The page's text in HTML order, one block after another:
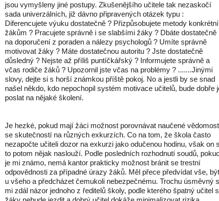
jsou vymyšleny jiné postupy. Zkušenějšího učitele tak nezaskočí
sada univerzálních, již dávno připravených otázek typu :
Diferencujete výuku dostatečně ? Přizpůsobujete metody
žákům ? Pracujete správně i se slabšími žáky ? Dbáte dostatečně
na doporučení z poraden a nálezy psychologů ? Umíte správně
motivovat žáky ? Máte dostatečnou autoritu ? Jste dostatečně
důsledný ? Nejste až příliš puntíčkářský ? Informujete správně a
včas rodiče žáků ? Upozornil jste včas na problémy ? .......Jinými
slovy, dejte si s horší známkou příště pokoj. No a jestli by se snad
našel někdo, kdo nepochopil systém motivace učitelů, bude dobře
poslat na nějaké školení.
Je hezké, pokud mají žáci možnost porovnávat naučené
se skutečností na různých exkurzích. Co na tom, že škola často
nezapočte učiteli dozor na exkurzi jako odučenou hodinu, však on
to potom nějak naslouží. Podle posledních rozhodnutí soudů,
je mi známo, nemá kantor prakticky možnost bránit se trestní
odpovědnosti za případné úrazy žáků. Měl přece předvídat vše, být
u všeho a předcházet čemukoli nebezpečnému. Trochu úsměvný
mi zdál názor jednoho z ředitelů školy, podle kterého špatný učitel s